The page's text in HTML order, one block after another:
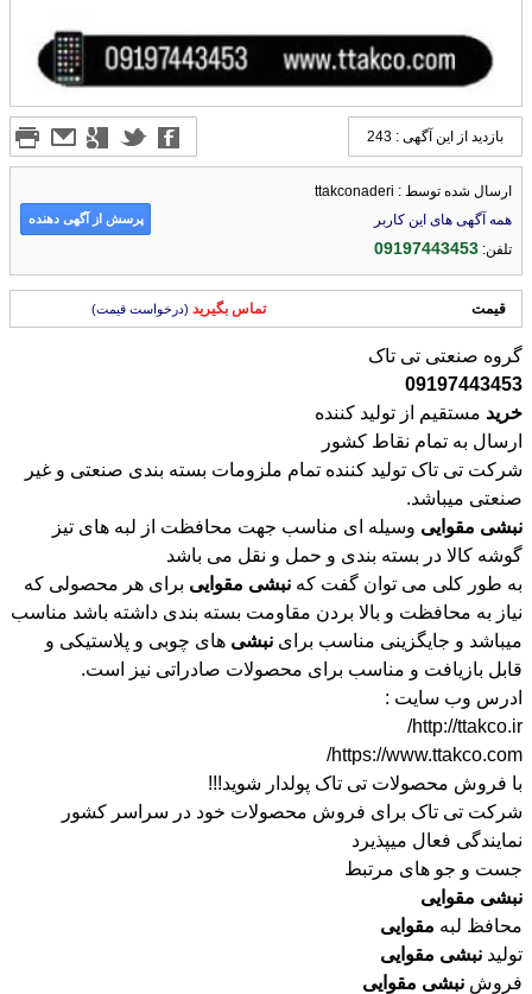
بازدید از این آگهی : 243
ارسال شده توسط : ttakconaderi
همه آگهی های این کاربر
تلفن:09197443453
پرسش از آگهی دهنده
قیمت تماس بگیرید (درخواست قیمت)
گروه صنعتی تی تاک
09197443453
خرید مستقیم از تولید کننده
ارسال به تمام نقاط کشور
شرکت تی تاک تولید کننده تمام ملزومات بسته بندی صنعتی و غیر
صنعتی میباشد.
نبشی مقوایی وسیله ای مناسب جهت محافظت از لبه های تیز
گوشه کالا در بسته بندی و حمل و نقل می باشد
به طور کلی می توان گفت که نبشی مقوایی برای هر محصولی که
نیاز به محافظت و بالا بردن مقاومت بسته بندی داشته باشد مناسب
میباشد و جایگزینی مناسب برای نبشی های چوبی و پلاستیکی و
قابل بازیافت و مناسب برای محصولات صادراتی نیز است.
ادرس وب سایت :
http://ttakco.ir/
https://www.ttakco.com/
با فروش محصولات تی تاک پولدار شوید!!!
شرکت تی تاک برای فروش محصولات خود در سراسر کشور
نمایندگی فعال میپذیرد
جست و جو های مرتبط
نبشی مقوایی
محافظ لبه مقوایی
تولید نبشی مقوایی
فروش نبشی مقوایی